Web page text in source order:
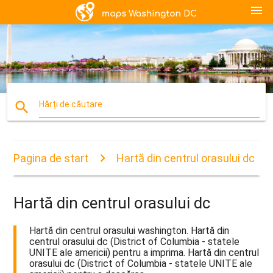
menu
search Hărți de căutare
Pagina de start Hartă din centrul orasului dc
Hartă din centrul orasului dc
Hartă din centrul orasului washington. Hartă din
centrul orasului dc (District of Columbia - statele
UNITE ale americii) pentru a imprima. Hartă din centrul
orasului dc (District of Columbia - statele UNITE ale